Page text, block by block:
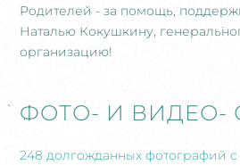
Родителей - за помощь,
Наталью Кокушкину,
организацию!
ФОТО- И ВИДЕО-
248 долгожданных фотографий с